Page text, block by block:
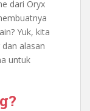
dari Oryx
Yuk, kita
alasan
untuk